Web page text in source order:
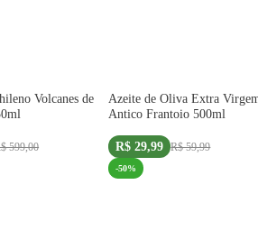
Volcanes de
599,00
IMPORTADO
Azeite de Oliva Extra
Antico Frantoio 500ml
R$ 29,99 R$ 59,99
-50%